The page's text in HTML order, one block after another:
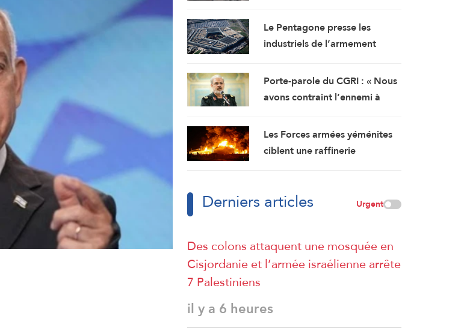
frontaliers pour les voyageurs
en provenance d’Italie
Le Pentagone presse les
industriels de l’armement
munitions
Porte-parole du CGRI : « Nous
avons contraint l’ennemi à
Ormuz est une bataille
géographique »
Les Forces armées yéménites
ciblent une raffinerie
Derniers articles Urgent
Des colons attaquent une mosquée en
Cisjordanie et l’armée israélienne arrête
7 Palestiniens
il y a 6 heures